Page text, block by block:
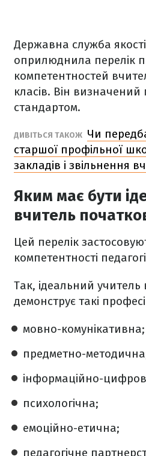
Державна служба
оприлюднила перелік
компетентностей
класів. Він
стандартом.
ДИВІТЬСЯ ТАКОЖ Чи
старшої профільної
закладів і звільнення
Яким має бути
вчитель
Цей перелік
компетентності
Так, ідеальний учитель
демонструє такі
мовно-комунікативна;
предметно-
інформаційно-
психологічна;
емоційно-етична;
педагогічне